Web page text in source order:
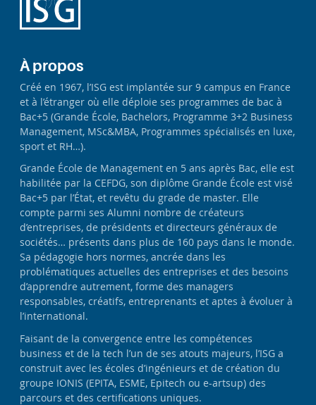
À propos
Créé en 1967, l’ISG est implantée sur 9 campus en France
et à l’étranger où elle déploie ses programmes de bac à
Bac+5 (Grande École, Bachelors, Programme 3+2 Business
Management, MSc&MBA, Programmes spécialisés en luxe,
sport et RH…).
Grande École de Management en 5 ans après Bac, elle est
habilitée par la CEFDG, son diplôme Grande École est visé
Bac+5 par l’État, et revêtu du grade de master. Elle
compte parmi ses Alumni nombre de créateurs
d’entreprises, de présidents et directeurs généraux de
sociétés… présents dans plus de 160 pays dans le monde.
Sa pédagogie hors normes, ancrée dans les
problématiques actuelles des entreprises et des besoins
d’apprendre autrement, forme des managers
responsables, créatifs, entreprenants et aptes à évoluer à
l’international.
Faisant de la convergence entre les compétences
business et de la tech l’un de ses atouts majeurs, l’ISG a
construit avec les écoles d’ingénieurs et de création du
groupe IONIS (EPITA, ESME, Epitech ou e-artsup) des
parcours et des certifications uniques.